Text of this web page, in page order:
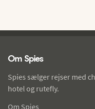
Om Spies
Spies sælger rejser med
hotel og rutefly.
Om Spies